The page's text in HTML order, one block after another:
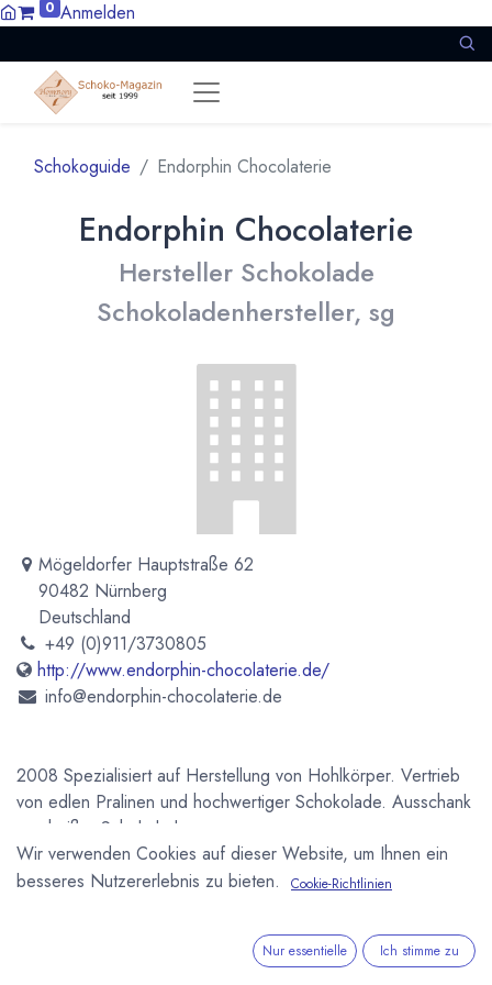
0 Anmelden
Schokoguide Endorphin Chocolaterie
Endorphin Chocolaterie
Hersteller Schokolade
Schokoladenhersteller, sg
Mögeldorfer Hauptstraße 62
90482 Nürnberg
Deutschland
+49 (0)911/3730805
http://www.endorphin-chocolaterie.de/
info@endorphin-chocolaterie.de
2008 Spezialisiert auf Herstellung von Hohlkörper. Vertrieb
von edlen Pralinen und hochwertiger Schokolade. Ausschank
von heißer Schokolade.
Newsletter
Abonnieren
Wir verwenden Cookies auf dieser Website, um Ihnen ein
besseres Nutzererlebnis zu bieten.
Cookie-Richtlinien
Nur essentielle Ich stimme zu